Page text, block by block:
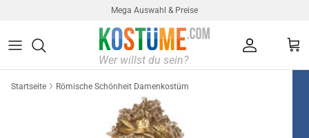
Mega Auswahl & Preise
Startseite Römische Schönheit Damenkostüm